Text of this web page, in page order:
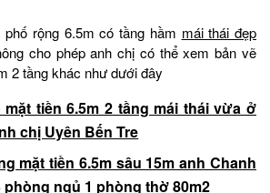
rộng 6.5m có tầng hầm mái thái đẹp
cho phép anh chị có thể xem bản vẽ
2 tầng khác như dưới đây
mặt tiền 6.5m 2 tầng mái thái vừa ở
chị Uyên Bến Tre
mặt tiền 6.5m sâu 15m anh Chanh
ngủ 1 phòng thờ 80m2